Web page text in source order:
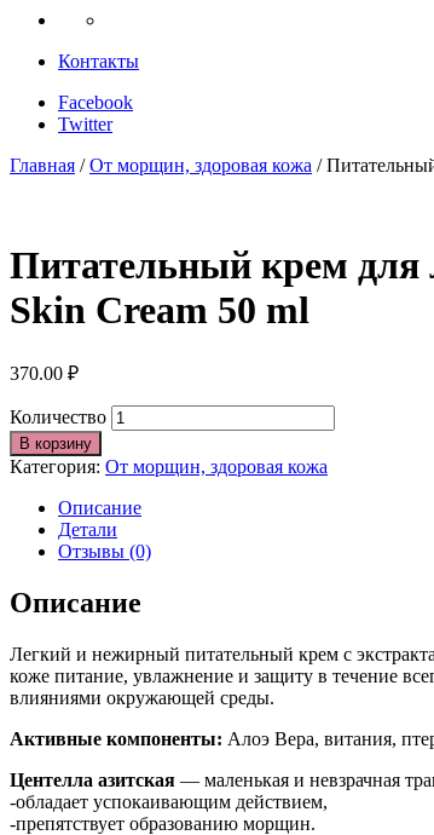
Контакты
Facebook
Twitter
Главная /От морщин, здоровая кожа /
Питательный крем
Skin Cream 50 ml
370.00 ₽
Количество
В корзину
Категория: От морщин, здоровая кожа
Описание
Детали
Отзывы (0)
Описание
Легкий и нежирный питательный крем с
коже питание, увлажнение и защиту в течение
влияниями окружающей среды.
Активные компоненты: Алоэ Вера, витания,
Центелла азитская — маленькая и невзрачная
-обладает успокаивающим действием,
-препятствует образованию морщин.